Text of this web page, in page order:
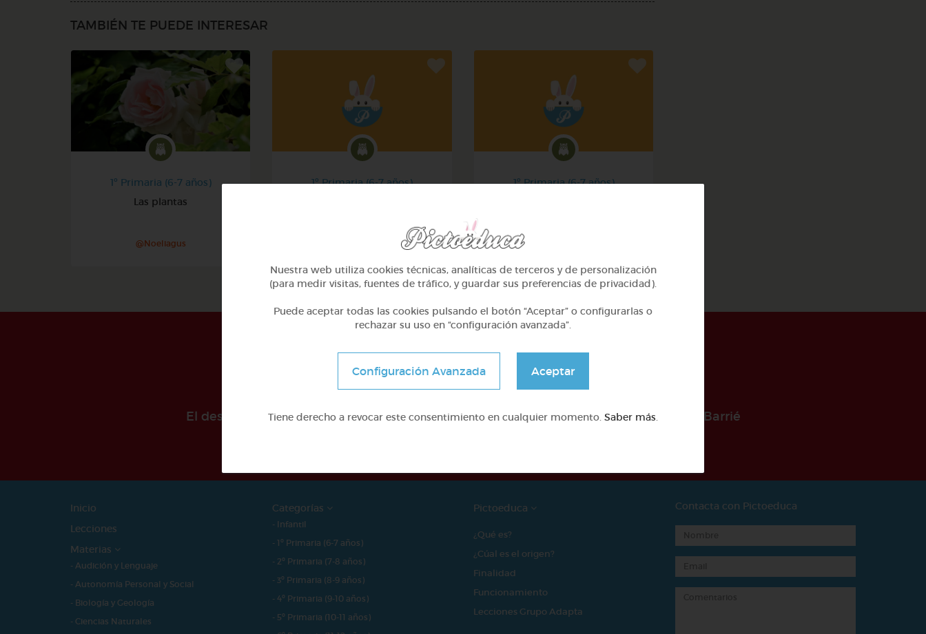
TAMBIÉN TE PUEDE INTERESAR
1º Primaria (6-7 años)
Las plantas
@Noeliagus
1º Primaria (6-7 años)
1º Primaria (6-7 años)
El desarollo de este proyecto ha sido posible gracias al mecenazgo de la Fundación Barrié
Inicio
Lecciones
Materias
- Audición y Lenguaje
- Autonomía Personal y Social
- Biología y Geología
- Ciencias Naturales
Categorías
- Infantil
- 1º Primaria (6-7 años)
- 2º Primaria (7-8 años)
- 3º Primaria (8-9 años)
- 4º Primaria (9-10 años)
- 5º Primaria (10-11 años)
Pictoeduca
¿Qué es?
¿Cúal es el origen?
Finalidad
Funcionamiento
Lecciones Grupo Adapta
Contacta con Pictoeduca
Nuestra web utiliza cookies técnicas, analíticas de terceros y de personalización
(para medir visitas, fuentes de tráfico, y guardar sus preferencias de privacidad).
Puede aceptar todas las cookies pulsando el botón “Aceptar” o configurarlas o
rechazar su uso en “configuración avanzada”.
Configuración Avanzada Aceptar
Tiene derecho a revocar este consentimiento en cualquier momento. Saber más.